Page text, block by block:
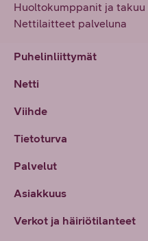
Huoltokumppanit ja takuu
Nettilaitteet palveluna
Puhelinliittymät
Netti
Viihde
Tietoturva
Palvelut
Asiakkuus
Verkot ja häiriötilanteet